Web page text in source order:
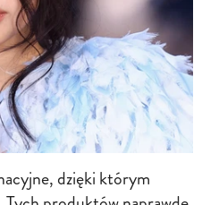
dzięki którym